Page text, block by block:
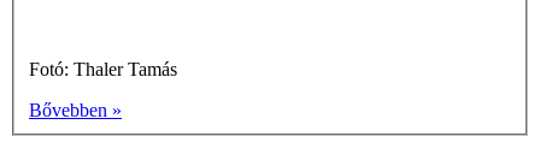
Fotó: Thaler Tamás
Bővebben »